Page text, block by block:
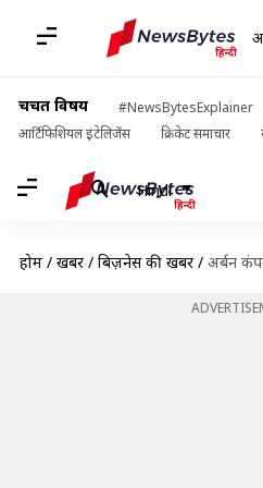
चर्चित विषय #NewsBytesExplainer
आर्टिफिशियल इंटेलिजेंस
क्रिकेट समाचार
Hindi
होम / खबरें / बिज़नेस की खबरें / अर्बन कंपनी